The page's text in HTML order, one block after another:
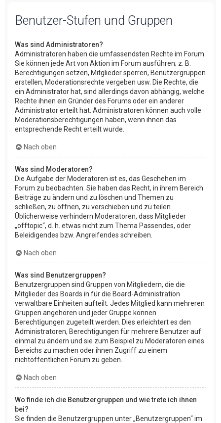
Benutzer-Stufen und Gruppen
Was sind Administratoren?
Administratoren haben die umfassendsten Rechte im Forum.
Sie können jede Art von Aktion im Forum ausführen; z. B.
Berechtigungen setzen, Mitglieder sperren, Benutzergruppen
erstellen, Moderationsrechte vergeben usw. Die Rechte, die
ein Administrator hat, sind allerdings davon abhängig, welche
Rechte ihnen ein Gründer des Forums oder ein anderer
Administrator erteilt hat. Administratoren können auch volle
Moderationsberechtigungen haben, wenn ihnen das
entsprechende Recht erteilt wurde.
Nach oben
Was sind Moderatoren?
Die Aufgabe der Moderatoren ist es, das Geschehen im
Forum zu beobachten. Sie haben das Recht, in ihrem Bereich
Beiträge zu ändern und zu löschen und Themen zu
schließen, zu öffnen, zu verschieben und zu teilen.
Üblicherweise verhindern Moderatoren, dass Mitglieder
„offtopic“, d. h. etwas nicht zum Thema Passendes, oder
Beleidigendes bzw. Angreifendes schreiben.
Nach oben
Was sind Benutzergruppen?
Benutzergruppen sind Gruppen von Mitgliedern, die die
Mitglieder des Boards in für die Board-Administration
verwaltbare Einheiten aufteilt. Jedes Mitglied kann mehreren
Gruppen angehören und jeder Gruppe können
Berechtigungen zugeteilt werden. Dies erleichtert es den
Administratoren, Berechtigungen für mehrere Benutzer auf
einmal zu ändern und sie zum Beispiel zu Moderatoren eines
Bereichs zu machen oder ihnen Zugriff zu einem
nichtöffentlichen Forum zu geben.
Nach oben
Wo finde ich die Benutzergruppen und wie trete ich ihnen
bei?
Sie finden die Benutzergruppen unter „Benutzergruppen“ im